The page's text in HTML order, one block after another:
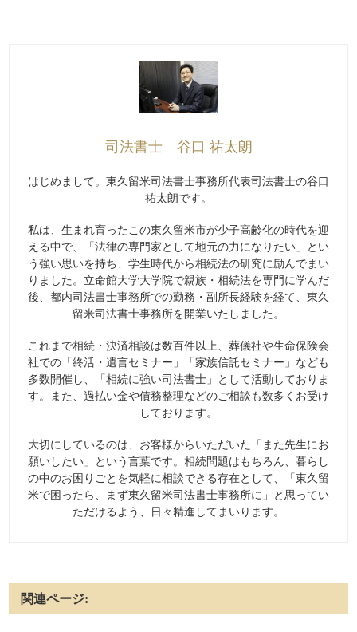
司法書士 谷口 祐太朗
はじめまして。東久留米司法書士事務所代表司法書士の谷口
祐太朗です。
私は、生まれ育ったこの東久留米市が少子高齢化の時代を迎
える中で、「法律の専門家として地元の力になりたい」とい
う強い思いを持ち、学生時代から相続法の研究に励んでまい
りました。立命館大学大学院で親族・相続法を専門に学んだ
後、都内司法書士事務所での勤務・副所長経験を経て、東久
留米司法書士事務所を開業いたしました。
これまで相続・決済相談は数百件以上、葬儀社や生命保険会
社での「終活・遺言セミナー」「家族信託セミナー」なども
多数開催し、「相続に強い司法書士」として活動しておりま
す。また、過払い金や債務整理などのご相談も数多くお受け
しております。
大切にしているのは、お客様からいただいた「また先生にお
願いしたい」という言葉です。相続問題はもちろん、暮らし
の中のお困りごとを気軽に相談できる存在として、「東久留
米で困ったら、まず東久留米司法書士事務所に」と思ってい
ただけるよう、日々精進してまいります。
関連ページ: